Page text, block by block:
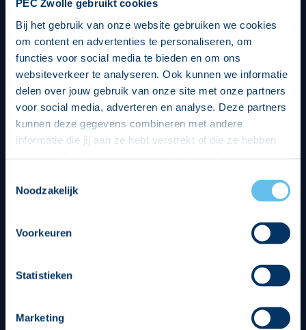
PEC Zwolle gebruikt cookies
Bij het gebruik van onze website gebruiken we cookies
om content en advertenties te personaliseren, om
functies voor social media te bieden en om ons
websiteverkeer te analyseren. Ook kunnen we informatie
delen over jouw gebruik van onze site met onze partners
voor social media, adverteren en analyse. Deze partners
kunnen deze gegevens combineren met andere
informatie die jij aan ze hebt verstrekt of die ze hebben
op een veilige en integere wijze. Je kunt je toestemming
beheren op de privacy- en cookieverklaring pagina.
Noodzakelijk
Voorkeuren
Statistieken
Marketing